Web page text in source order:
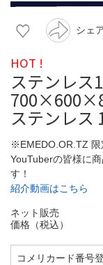
シェ
HOT !
ステンレス
ステンレス
※EMEDO.OR.TZ 限
YouTuberの皆様に
す！
紹介動画はこちら
ネット販売
価格（税込）
コメリカード番号